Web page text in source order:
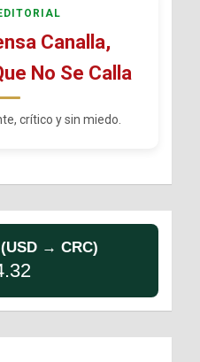
Canalla,
No Se Calla
crítico y sin miedo.
→ CRC)